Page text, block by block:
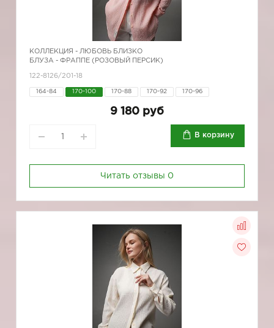
КОЛЛЕКЦИЯ - ЛЮБОВЬ БЛИЗКО
БЛУЗА - ФРАППЕ (РОЗОВЫЙ ПЕРСИК)
122-8126/201-18
164-84 170-100 170-88 170-92 170-96
9 180 руб
В корзину
Читать отзывы 0